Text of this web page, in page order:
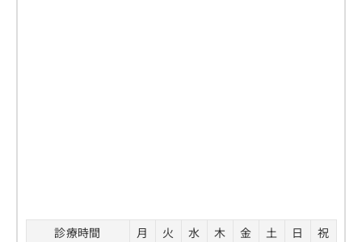
診療時間 月 火 水 木 金 土 日
祝